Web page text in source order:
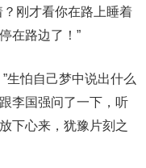
刚才看你在路上睡着
在路边了！”
怕自己梦中说出什么
李国强问了一下，听
下心来，犹豫片刻之